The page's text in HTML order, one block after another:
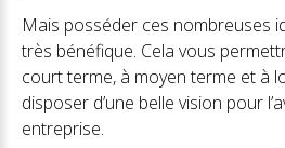
Mais posséder ces nombreuses
très bénéfique. Cela vous
court terme, à moyen terme et à
disposer d’une belle vision pour
entreprise.